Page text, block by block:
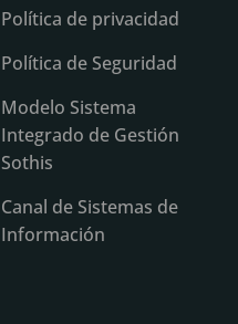
Política de privacidad
Política de Seguridad
Modelo Sistema
Integrado de Gestión
Sothis
Canal de Sistemas de
Información